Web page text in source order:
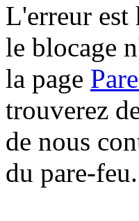
L'erreur est
le blocage
la page
trouverez
de nous
du pare-feu.